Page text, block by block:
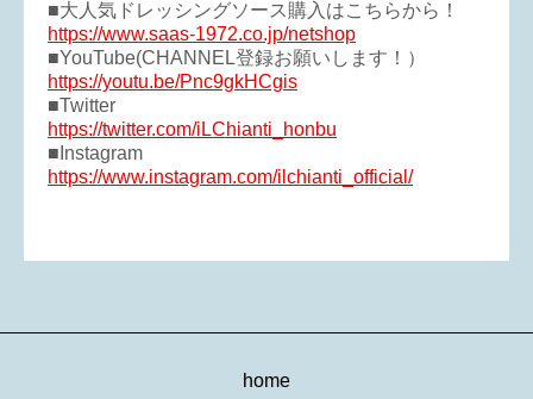
■大人気ドレッシングソース購入はこちらから！
https://www.saas-1972.co.jp/netshop
■YouTube(CHANNEL登録お願いします！）
https://youtu.be/Pnc9gkHCgis
■Twitter
https://twitter.com/iLChianti_honbu
■Instagram
https://www.instagram.com/ilchianti_official/
home